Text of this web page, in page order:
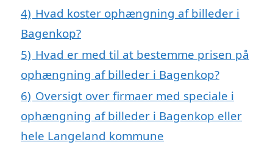
4) Hvad koster ophængning af billeder i
Bagenkop?
5) Hvad er med til at bestemme prisen på
ophængning af billeder i Bagenkop?
6) Oversigt over firmaer med speciale i
ophængning af billeder i Bagenkop eller
hele Langeland kommune